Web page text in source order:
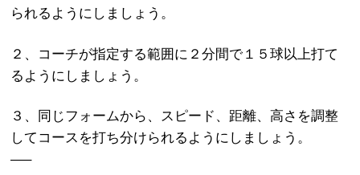
られるようにしましょう。
２、コーチが指定する範囲に２分間で１５球以上打て
るようにしましょう。
３、同じフォームから、スピード、距離、高さを調整
してコースを打ち分けられるようにしましょう。
—–